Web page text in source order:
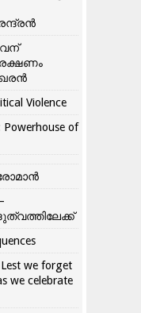
Violence
of
we forget
we celebrate